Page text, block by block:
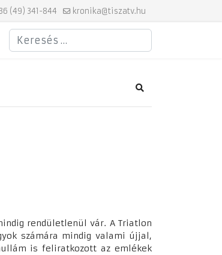
(49) 341-844 kronika@tiszatv.hu
Keresés
Search
rendületlenül vár. A Triatlon
számára mindig valami újjal,
is feliratkozott az emlékek